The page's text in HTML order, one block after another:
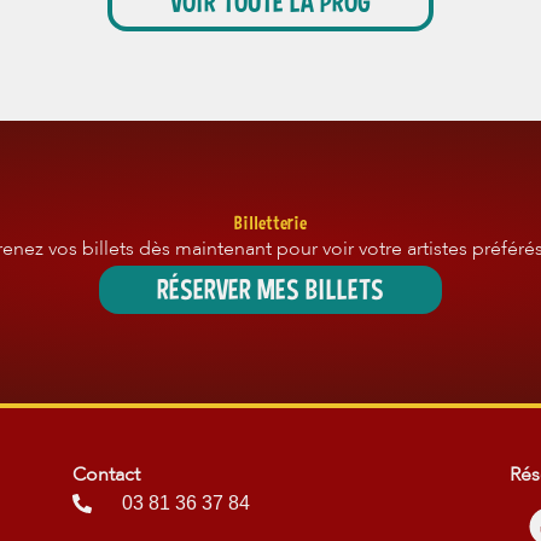
Billetterie
vos billets dès maintenant pour voir votre artistes
RÉSERVER MES BILLETS
Contact
03 81 36 37 84